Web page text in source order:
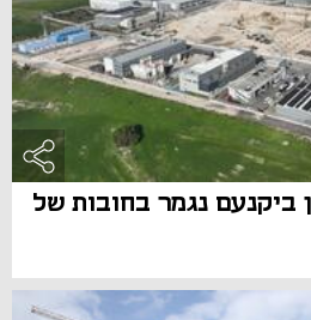
ביקנעם נגמר בחובות של